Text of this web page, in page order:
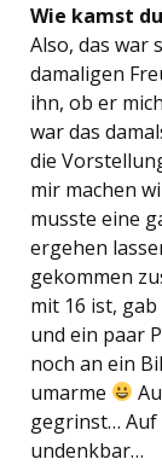
Wie kamst
Also, das war
damaligen
ihn, ob er
war das
die
mir machen
musste eine
ergehen
gekommen
mit 16 ist,
und ein paar
noch an ein
umarme
gegrinst… Auf
undenkbar…